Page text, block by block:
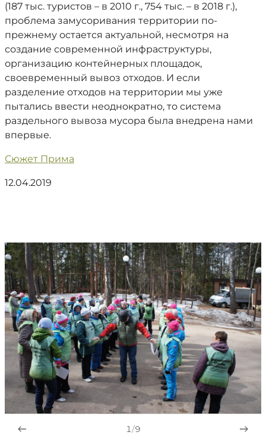
(187 тыс. туристов – в 2010 г., 754 тыс. – в 2018 г.),
проблема замусоривания территории по-
прежнему остается актуальной, несмотря на
создание современной инфраструктуры,
организацию контейнерных площадок,
своевременный вывоз отходов. И если
разделение отходов на территории мы уже
пытались ввести неоднократно, то система
раздельного вывоза мусора была внедрена нами
впервые.
Сюжет Прима
12.04.2019
1/9